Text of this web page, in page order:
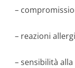
–
– reazioni
– sensibilità